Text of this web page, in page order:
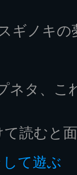
ギノキ
ネタ、
読むと
て遊ぶ